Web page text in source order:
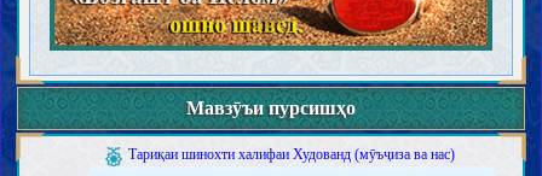
Мавзӯъи пурсишҳо
Китоби Худованд
Ҳуҷҷият, эъҷоз ва ҷойгоҳи Қуръон
Равиш ва қавоъиди тафсири Қуръон
Тафсири бархи оёти Қуръон
Халифаи Худованд
Зарурати ва сифоти халифаи Худованд
Тариқаи шинохти халифаи Худованд (мӯъҷиза ва нас)